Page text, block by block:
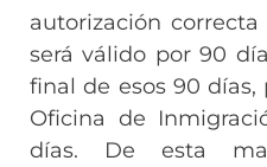
autorización
será válido por 90
final de esos 90
Oficina de
días. De esta